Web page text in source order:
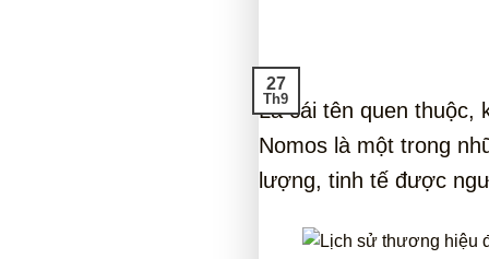
27
Th9
Là cái tên quen thuộc,
Nomos là một trong
lượng, tinh tế được